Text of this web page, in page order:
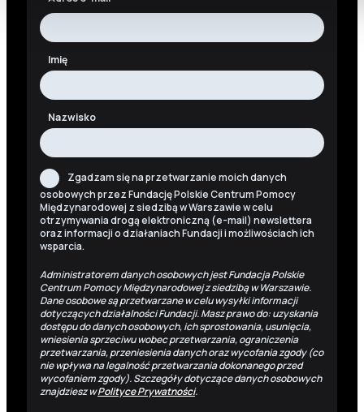
Imię
Nazwisko
Zgadzam się na przetwarzanie moich danych
osobowych przez Fundację Polskie Centrum Pomocy
Międzynarodowej z siedzibą w Warszawie w celu
otrzymywania drogą elektroniczną (e-mail) newslettera
oraz informacji o działaniach Fundacji i możliwościach ich
wsparcia.
Administratorem danych osobowych jest Fundacja Polskie
Centrum Pomocy Międzynarodowej z siedzibą w Warszawie.
Dane osobowe są przetwarzane w celu wysyłki informacji
dotyczących działalności Fundacji. Masz prawo do: uzyskania
dostępu do danych osobowych, ich sprostowania, usunięcia,
wniesienia sprzeciwu wobec przetwarzania, ograniczenia
przetwarzania, przeniesienia danych oraz wycofania zgody (co
nie wpływa na legalność przetwarzania dokonanego przed
wycofaniem zgody). Szczegóły dotyczące danych osobowych
znajdziesz wPolityce Prywatności.